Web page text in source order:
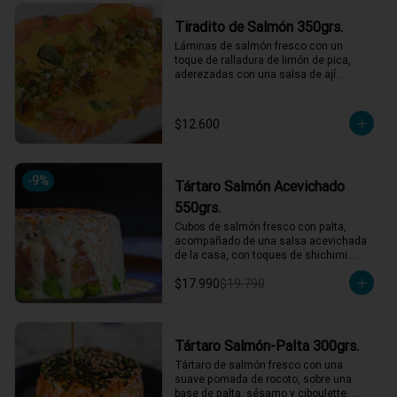
en su presentación completa, salsas o
acompañamientos incluidos.
Tiradito de Salmón 350grs.
Láminas de salmón fresco con un
toque de ralladura de limón de pica,
aderezadas con una salsa de ají
rabanito y menta, junto a mostaza
encurtida agridulce para un contraste
1 a 2 personas comen de este plato!
*El peso neto corresponde al producto
en su presentación completa, salsas o
acompañamientos incluidos.
$12.600
-9%
Tártaro Salmón Acevichado
550grs.
Cubos de salmón fresco con palta,
acompañado de una salsa acevichada
de la casa, con toques de shichimi.
*El peso neto corresponde al producto
en su presentación completa, salsas o
$17.990$19.790
Tártaro Salmón-Palta 300grs.
Tártaro de salmón fresco con una
suave pomada de rocoto, sobre una
base de palta, sésamo y ciboulette.